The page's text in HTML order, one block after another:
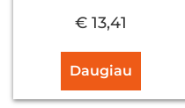
€ 13,41
Daugiau